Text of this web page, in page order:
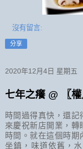
沒有留言:
分享
2020年12月4日 星期五
七年之癢 @ 〖權
時間過得真快，還記
來慶祝新店開業，轉
時間。就在這個時
坐鎮，味道依舊，